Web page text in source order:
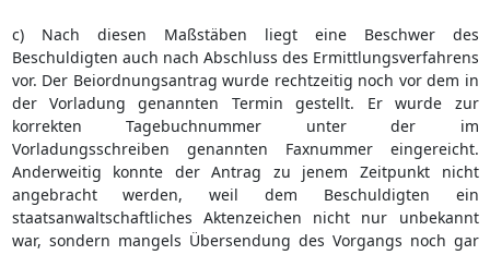
c) Nach diesen Maßstäben liegt eine Beschwer des
Beschuldigten auch nach Abschluss des Ermittlungsverfahrens
vor. Der Beiordnungsantrag wurde rechtzeitig noch vor dem in
der Vorladung genannten Termin gestellt. Er wurde zur
korrekten Tagebuchnummer unter der im
Vorladungsschreiben genannten Faxnummer eingereicht.
Anderweitig konnte der Antrag zu jenem Zeitpunkt nicht
angebracht werden, weil dem Beschuldigten ein
staatsanwaltschaftliches Aktenzeichen nicht nur unbekannt
war, sondern mangels Übersendung des Vorgangs noch gar